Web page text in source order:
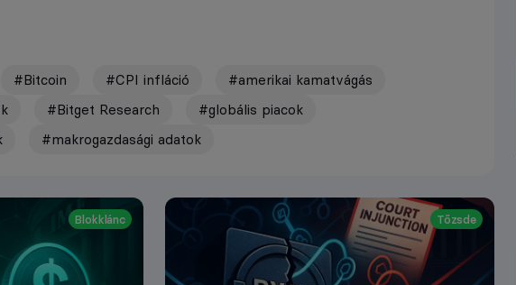
#Bitcoin #CPI infláció
#amerikai kamatvágás
#Bitget Research
#globális piacok
#makrogazdasági adatok
Blokklánc Tőzsde